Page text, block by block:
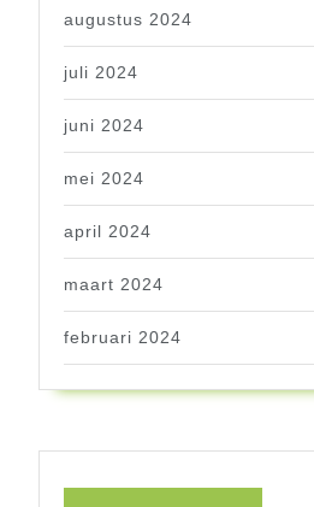
augustus 2024
juli 2024
juni 2024
mei 2024
april 2024
maart 2024
februari 2024